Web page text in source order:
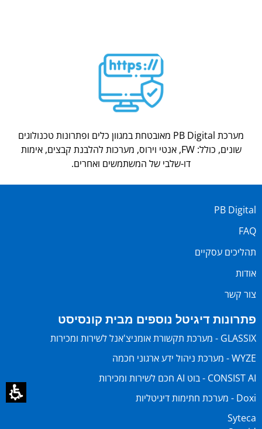
מערכת PB Digital מאובטחת במגוון כלים ופתרונות טכנולוגים
שונים, כולל: FW, אנטי וירוס, מערכות להלבנת קבצים, אימות
דו-שלבי של המשתמשים ואחרים.
PB Digital
FAQ
תהליכים עסקיים
אודות
צור קשר
פתרונות דיגיטל נוספים מבית קונסיסט
GLASSIX - מערכת תקשורת אומניצ'אנל לשירות ומכירות
WYZE - מערכת ניהול ידע ארגוני חכמה
CONSIST AI - בוט AI חכם לשירות ומכירות
Doxi - מערכת חתימות דיגיטליות
Syteca